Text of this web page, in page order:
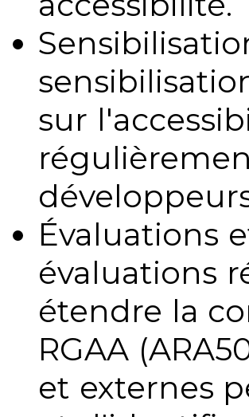
sur
Évaluations
évaluations
étendre la
RGAA
et externes